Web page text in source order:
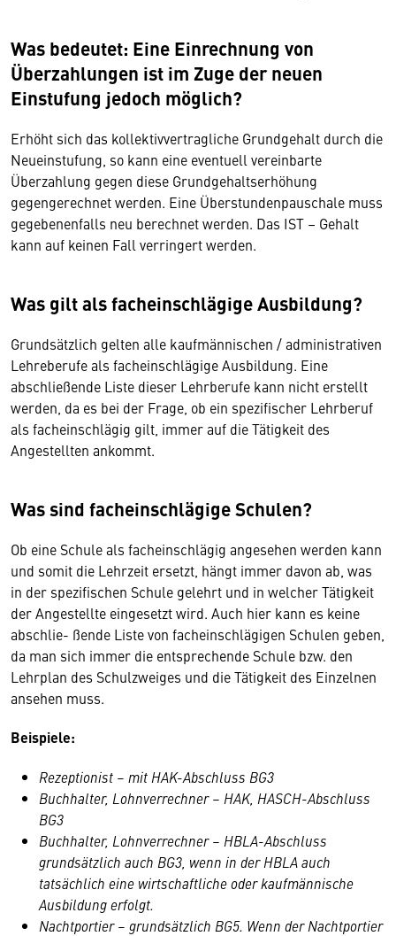
Was bedeutet: Eine Einrechnung von
Überzahlungen ist im Zuge der neuen
Einstufung jedoch möglich?
Erhöht sich das kollektivvertragliche Grundgehalt durch die
Neueinstufung, so kann eine eventuell vereinbarte
Überzahlung gegen diese Grundgehaltserhöhung
gegengerechnet werden. Eine Überstundenpauschale muss
gegebenenfalls neu berechnet werden. Das IST – Gehalt
kann auf keinen Fall verringert werden.
Was gilt als facheinschlägige Ausbildung?
Grundsätzlich gelten alle kaufmännischen / administrativen
Lehreberufe als facheinschlägige Ausbildung. Eine
abschließende Liste dieser Lehrberufe kann nicht erstellt
werden, da es bei der Frage, ob ein spezifischer Lehrberuf
als facheinschlägig gilt, immer auf die Tätigkeit des
Angestellten ankommt.
Was sind facheinschlägige Schulen?
Ob eine Schule als facheinschlägig angesehen werden kann
und somit die Lehrzeit ersetzt, hängt immer davon ab, was
in der spezifischen Schule gelehrt und in welcher Tätigkeit
der Angestellte eingesetzt wird. Auch hier kann es keine
abschlie- ßende Liste von facheinschlägigen Schulen geben,
da man sich immer die entsprechende Schule bzw. den
Lehrplan des Schulzweiges und die Tätigkeit des Einzelnen
ansehen muss.
Beispiele:
Rezeptionist – mit HAK-Abschluss BG3
Buchhalter, Lohnverrechner – HAK, HASCH-Abschluss
BG3
Buchhalter, Lohnverrechner – HBLA-Abschluss
grundsätzlich auch BG3, wenn in der HBLA auch
tatsächlich eine wirtschaftliche oder kaufmännische
Ausbildung erfolgt.
Nachtportier – grundsätzlich BG5. Wenn der Nachtportier